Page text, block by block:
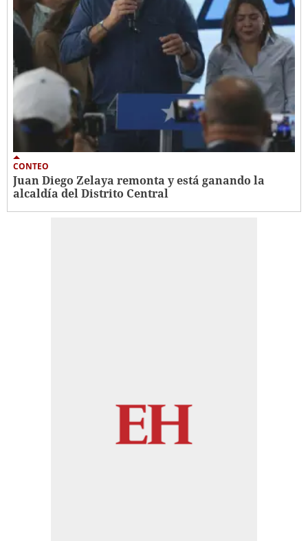
CONTEO
Juan Diego Zelaya remonta y está ganando la
alcaldía del Distrito Central